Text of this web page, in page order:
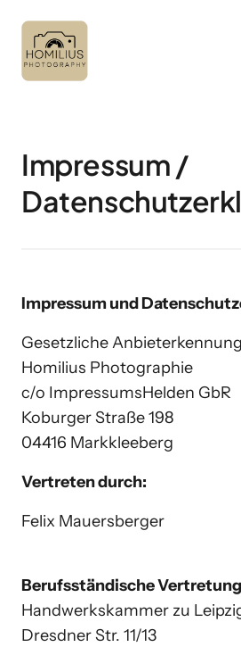
Impressum /
Impressum und
Gesetzliche
Homilius Photographie
c/o ImpressumsHelden GbR
Koburger Straße 198
04416 Markkleeberg
Vertreten durch:
Felix Mauersberger
Berufsständische Vertretung
Handwerkskammer zu
Dresdner Str. 11/13